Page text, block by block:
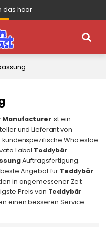
das haar
Manufacturerist ein
und Lieferant von
kundenspezifische Wholeslae
Label Teddybär
Auftragsfertigung.
Angebot für Teddybär
in angemessener Zeit
Preis von Teddybär
einen besseren Service